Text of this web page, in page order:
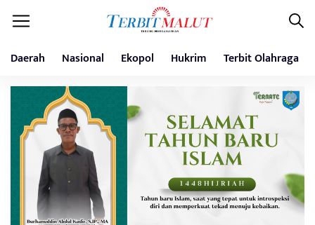
Daerah Nasional Ekopol Hukrim Terbit Olahraga